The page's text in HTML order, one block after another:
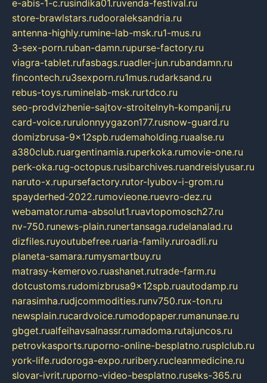
e-abis-1-c.rusindika01.ruvenda-festival.ru
store-brawlstars.rudooraleksandria.ru
antenna-highly.rumine-lab-msk.ru1-mus.ru
3-sex-porn.ruban-damn.rupurse-factory.ru
viagra-tablet.rufasbags.ruadler-jun.rubandamn.ru
fincontech.ru3sexporn.ru1mus.rudarksand.ru
rebus-toys.ruminelab-msk.rurtdco.ru
seo-prodvizhenie-sajtov-stroitelnyh-kompanij.ru
card-voice.rurulonnyygazon177.rusnow-guard.ru
domizbrusa-9x12spb.rudemaholding.ruaalse.ru
a380club.ruargentinamia.ruperkoka.rumovie-one.ru
perk-oka.rug-octopus.rusibarchives.ruandreislyusar.ru
naruto-x.rupursefactory.rutor-lyubov-i-grom.ru
spayderhed-2022.rumovieone.ruevro-dez.ru
webamator.ruma-absolut1.ruavtopomosch27.ru
nv-750.runews-plain.runertansaga.rudelanalad.ru
dizfiles.ruyoutubefree.ruaria-family.ruroadli.ru
planeta-samara.rumysmartbuy.ru
matrasy-kemerovo.ruashanet.rutrade-farm.ru
dotcustoms.rudomizbrusa9x12spb.ruautodamp.ru
narasimha.rudjcommodities.runv750.rux-ton.ru
newsplain.rucardvoice.rumodopaper.rumanunae.ru
gbget.rualfeihavsalnassr.rumadoma.rutajuncos.ru
petrovkasports.ruporno-online-besplatno.rusplclub.ru
york-life.rudoroga-expo.ruribery.rucleanmedicine.ru
slovar-ivrit.ruporno-video-besplatno.ruseks-365.ru